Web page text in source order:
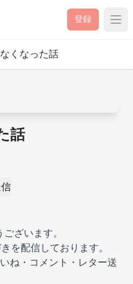
登録
くなった話
話
ざいます。
を配信しております。
ね・コメント・レター送